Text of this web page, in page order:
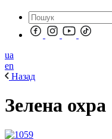
ua
en
Назад
Зелена охра